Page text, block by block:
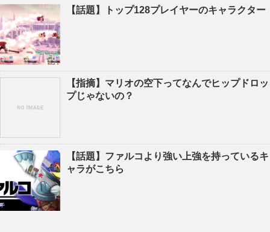
【話題】トップ128プレイヤーのキャラクター
【指摘】マリオの空下ってなんでヒップドロッ
プじゃないの？
【話題】ファルコより強い上強を持っているキ
ャラがこちら